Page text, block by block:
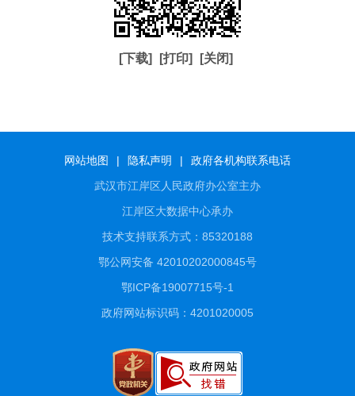
[下载] [打印] [关闭]
网站地图 | 隐私声明 |
政府各机构联系电话
武汉市江岸区人民政府办公室主办
江岸区大数据中心承办
技术支持联系方式：85320188
鄂公网安备 42010202000845号
鄂ICP备19007715号-1
政府网站标识码：4201020005